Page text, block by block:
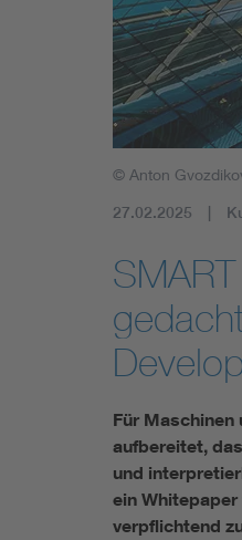
Industry
Living
Mobility
Smart
© Anton
27.02.2025
Für
aufbereitet,
und
ein
verpflichtend